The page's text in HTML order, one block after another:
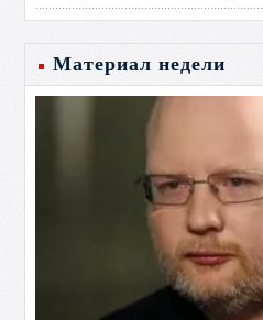
Материал недели